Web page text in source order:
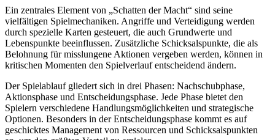
Ein zentrales Element von „Schatten der Macht“ sind seine
vielfältigen Spielmechaniken. Angriffe und Verteidigung werden
durch spezielle Karten gesteuert, die auch Grundwerte und
Lebenspunkte beeinflussen. Zusätzliche Schicksalspunkte, die als
Belohnung für misslungene Aktionen vergeben werden, können in
kritischen Momenten den Spielverlauf entscheidend ändern.
Der Spielablauf gliedert sich in drei Phasen: Nachschubphase,
Aktionsphase und Entscheidungsphase. Jede Phase bietet den
Spielern verschiedene Handlungsmöglichkeiten und strategische
Optionen. Besonders in der Entscheidungsphase kommt es auf
geschicktes Management von Ressourcen und Schicksalspunkten